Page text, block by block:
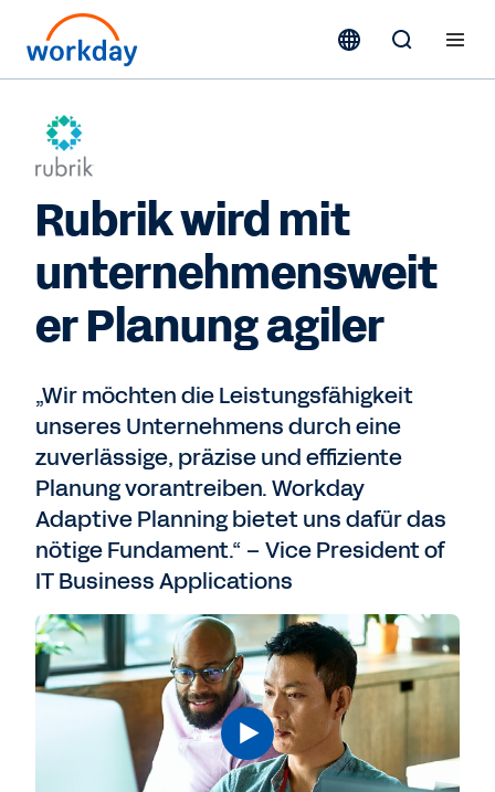
Rubrik wird mit
unternehmensweit
er Planung agiler
„Wir möchten die Leistungsfähigkeit
unseres Unternehmens durch eine
zuverlässige, präzise und effiziente
Planung vorantreiben. Workday
Adaptive Planning bietet uns dafür das
nötige Fundament.“ – Vice President of
IT Business Applications